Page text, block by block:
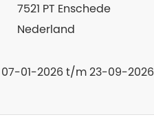
7521 PT Enschede
Nederland
07-01-2026 t/m 23-09-2026